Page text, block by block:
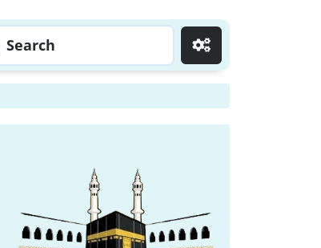
Search